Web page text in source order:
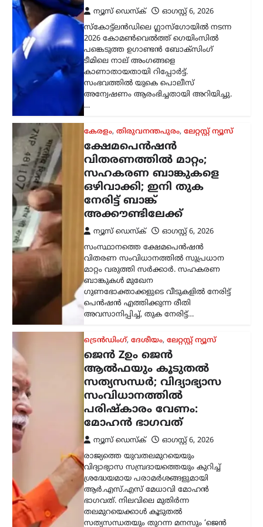
ന്യൂസ് ഡെസ്ക്
ഓഗസ്റ്റ്‌ 6, 2026
സ്കോട്ട്‌ലൻഡിലെ ഗ്ലാസ്‌ഗോയിൽ നടന്ന
2026 കോമൺവെൽത്ത് ഗെയിംസിൽ
പങ്കെടുത്ത ഉഗാണ്ടൻ ബോക്സിംഗ്
ടീമിലെ നാല് അംഗങ്ങളെ
കാണാതായതായി റിപ്പോർട്ട്.
സംഭവത്തിൽ യുകെ പൊലീസ്
അന്വേഷണം ആരംഭിച്ചതായി അറിയിച്ചു.
…
കേരളം, തിരുവനന്തപുരം, ലേറ്റസ്റ്റ് ന്യൂസ്
ക്ഷേമപെൻഷൻ
വിതരണത്തിൽ മാറ്റം;
സഹകരണ ബാങ്കുകളെ
ഒഴിവാക്കി; ഇനി തുക
നേരിട്ട് ബാങ്ക്
അക്കൗണ്ടിലേക്ക്
ന്യൂസ് ഡെസ്ക്
ഓഗസ്റ്റ്‌ 6, 2026
സംസ്ഥാനത്തെ ക്ഷേമപെൻഷൻ
വിതരണ സംവിധാനത്തിൽ സുപ്രധാന
മാറ്റം വരുത്തി സർക്കാർ. സഹകരണ
ബാങ്കുകൾ മുഖേന
ഗുണഭോക്താക്കളുടെ വീടുകളിൽ നേരിട്ട്
പെൻഷൻ എത്തിക്കുന്ന രീതി
അവസാനിപ്പിച്ച്, തുക നേരിട്ട്…
ട്രെൻഡിംഗ്, ദേശീയം, ലേറ്റസ്റ്റ് ന്യൂസ്
ജെൻ Zഉം ജെൻ
ആൽഫയും കൂടുതൽ
സത്യസന്ധർ; വിദ്യാഭ്യാസ
സംവിധാനത്തിൽ
പരിഷ്കാരം വേണം:
മോഹൻ ഭാഗവത്
ന്യൂസ് ഡെസ്ക്
ഓഗസ്റ്റ്‌ 6, 2026
രാജ്യത്തെ യുവതലമുറയെയും
വിദ്യാഭ്യാസ സമ്പ്രദായത്തെയും കുറിച്ച്
ശ്രദ്ധേയമായ പരാമർശങ്ങളുമായി
ആർ.എസ്.എസ് മേധാവി മോഹൻ
ഭാഗവത്. നിലവിലെ മുതിർന്ന
തലമുറയെക്കാൾ കൂടുതൽ
സത്യസന്ധതയും തുറന്ന മനസും ‘ജെൻ